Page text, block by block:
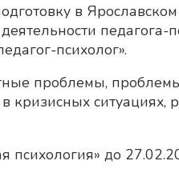
в
педагога-
психолог».
проблемы,
ситуациях,
психология» до